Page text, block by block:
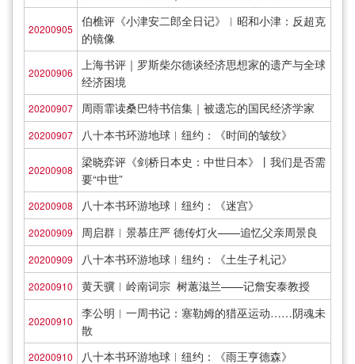
20200905
伯樵评《小津安二郎全日记》︱昭和小津：反超克
的镜像
20200906
上海书评｜罗斯柴尔德谈经济思想家的遗产与全球
经济困境
20200907 周雨霏读桑巴特书信集｜被遗忘的国民经济学家
20200907 八十本书环游地球︱纽约：《时间的皱纹》
20200908
梁晓弈评《剑桥日本史：中世日本》丨我们是否需
要“中世”
20200908 八十本书环游地球︱纽约：《迷宫》
20200909 周启群︱景慕庄严 德传灯火——追忆父亲周景良
20200909 八十本书环游地球︱纽约：《土生子札记》
20200910 黄天骥︱岭南词宗 树蕙滋兰——记詹安泰教授
20200910
李公明︱一周书记：塞勒姆的猎巫运动……阴魂未
散
20200910 八十本书环游地球︱纽约：《雨王亨德森》